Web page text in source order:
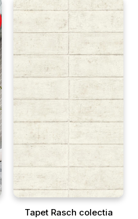
Tapet Rasch colectia